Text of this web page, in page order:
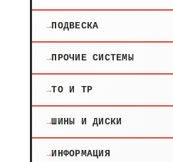
ПОДВЕСКА
ПРОЧИЕ СИСТЕМЫ
ТО И ТР
ШИНЫ И ДИСКИ
ИНФОРМАЦИЯ